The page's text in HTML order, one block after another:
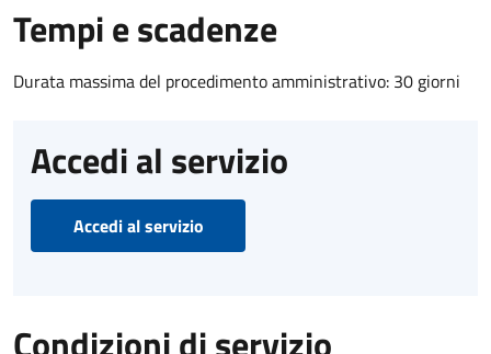
Tempi e scadenze
Durata massima del procedimento amministrativo: 30 giorni
Accedi al servizio
Accedi al servizio